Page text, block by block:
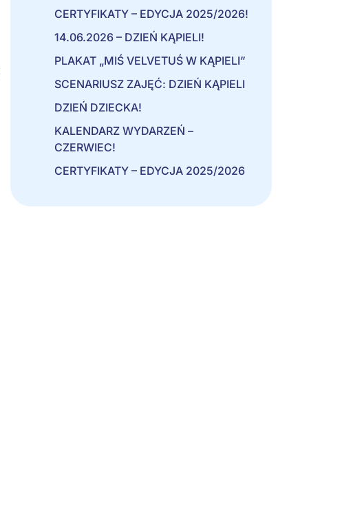
CERTYFIKATY – EDYCJA 2025/2026!
14.06.2026 – DZIEŃ KĄPIELI!
PLAKAT „MIŚ VELVETUŚ W KĄPIELI”
SCENARIUSZ ZAJĘĆ: DZIEŃ KĄPIELI
DZIEŃ DZIECKA!
KALENDARZ WYDARZEŃ –
CZERWIEC!
CERTYFIKATY – EDYCJA 2025/2026